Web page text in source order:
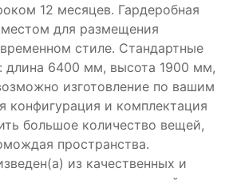
12 месяцев. Гардеробная
для размещения
стиле. Стандартные
длина 6400 мм, высота 1900 мм,
изготовление по вашим
конфигурация и комплектация
большое количество вещей,
пространства.
из качественных и